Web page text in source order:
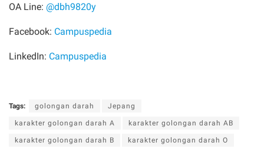
OA Line: @dbh9820y
Facebook: Campuspedia
LinkedIn: Campuspedia
Tags: golongan darah Jepang
karakter golongan darah A karakter golongan darah AB
karakter golongan darah B karakter golongan darah O